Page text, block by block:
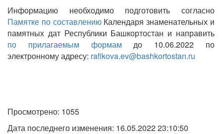
Информацию необходимо подготовить согласно
Памятке по составлениюКалендаря знаменательных и
памятных дат Республики Башкортостан и направить
по прилагаемым формам до 10.06.2022 по
электронному адресу: rafikova.ev@bashkortostan.ru
Просмотрено: 1055
Дата последнего изменения: 16.05.2022 23:10:50